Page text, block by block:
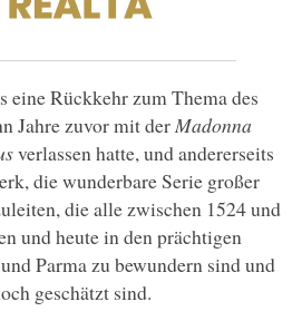
eine Rückkehr zum Thema des
Jahre zuvor mit der Madonna
verlassen hatte, und andererseits
die wunderbare Serie großer
die alle zwischen 1524 und
und heute in den prächtigen
Parma zu bewundern sind und
geschätzt sind.